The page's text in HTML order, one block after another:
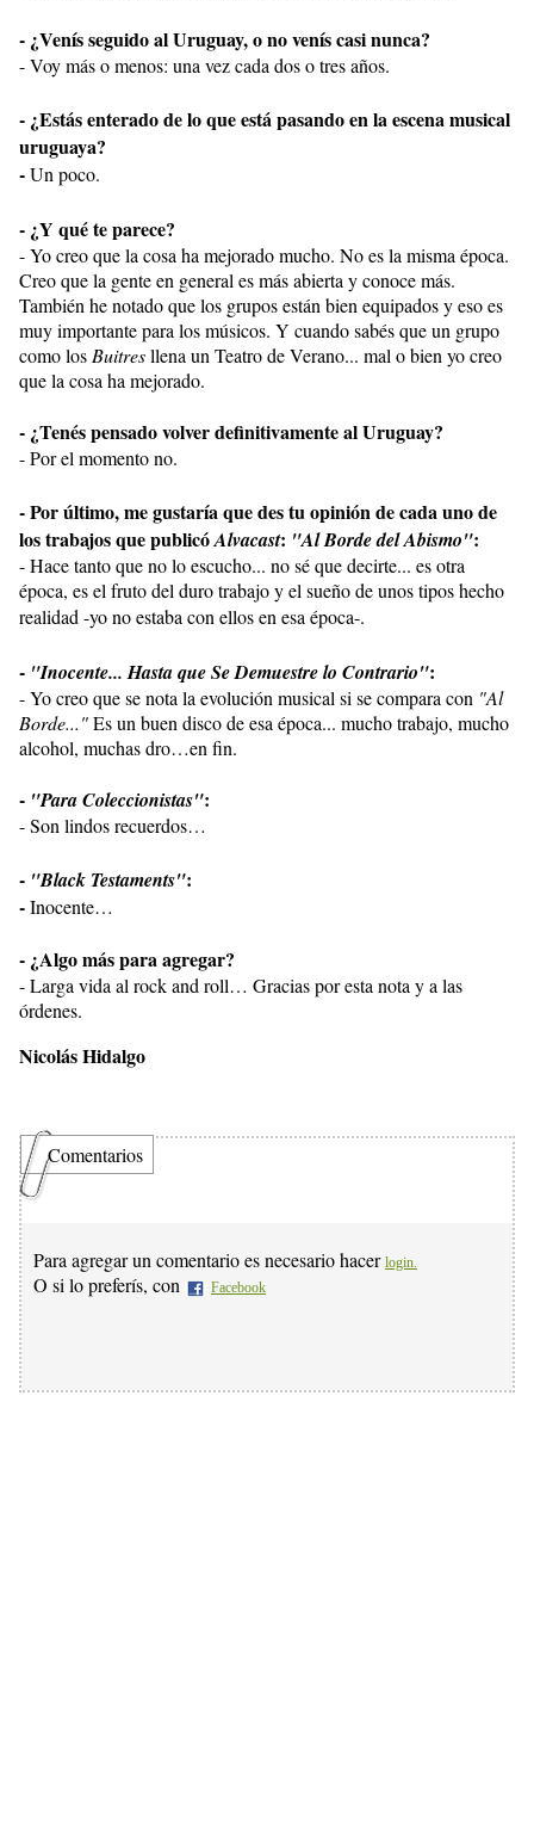
- ¿Venís seguido al Uruguay, o no venís casi nunca?
- Voy más o menos: una vez cada dos o tres años.
- ¿Estás enterado de lo que está pasando en la escena musical
uruguaya?
-Un poco.
- ¿Y qué te parece?
- Yo creo que la cosa ha mejorado mucho. No es la misma época.
Creo que la gente en general es más abierta y conoce más.
También he notado que los grupos están bien equipados y eso es
muy importante para los músicos. Y cuando sabés que un grupo
como losBuitresllena un Teatro de Verano... mal o bien yo creo
que la cosa ha mejorado.
- ¿Tenés pensado volver definitivamente al Uruguay?
- Por el momento no.
- Por último, me gustaría que des tu opinión de cada uno de
los trabajos que publicóAlvacast: "Al Borde del Abismo":
- Hace tanto que no lo escucho... no sé que decirte... es otra
época, es el fruto del duro trabajo y el sueño de unos tipos hecho
realidad -yo no estaba con ellos en esa época-.
- "Inocente... Hasta que Se Demuestre lo Contrario":
- Yo creo que se nota la evolución musical si se compara con "Al
Borde..."Es un buen disco de esa época... mucho trabajo, mucho
alcohol, muchas dro…en fin.
- "Para Coleccionistas":
- Son lindos recuerdos…
- "Black Testaments":
-Inocente…
- ¿Algo más para agregar?
- Larga vida al rock and roll… Gracias por esta nota y a las
órdenes.
Nicolás Hidalgo
Comentarios
Para agregar un comentario es necesario hacer login.
O si lo preferís, con Facebook